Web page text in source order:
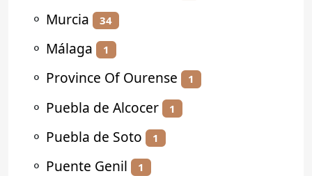
⚬ Murcia 34
⚬ Málaga 1
⚬ Province Of Ourense 1
⚬ Puebla de Alcocer 1
⚬ Puebla de Soto 1
⚬ Puente Genil 1